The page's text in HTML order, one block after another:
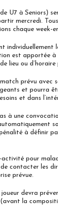
U7 à Seniors)
mercredi.
chaque week-
individuellement
est apportée
lieu ou
prévu avec
et pourra
et dans
à une
à définir
pour
contacter les
prévue.
joueur devra
la